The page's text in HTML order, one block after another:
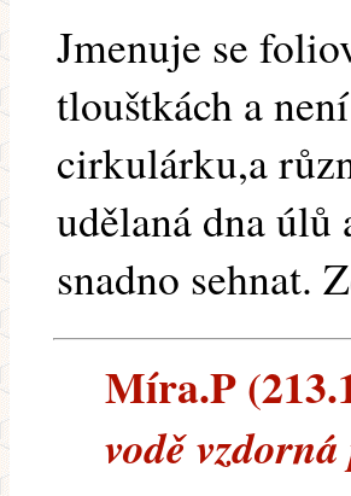
Jmenuje se
tlouštkách a
cirkulárku,a
udělaná dna úlů
snadno sehnat.
Míra.P
vodě